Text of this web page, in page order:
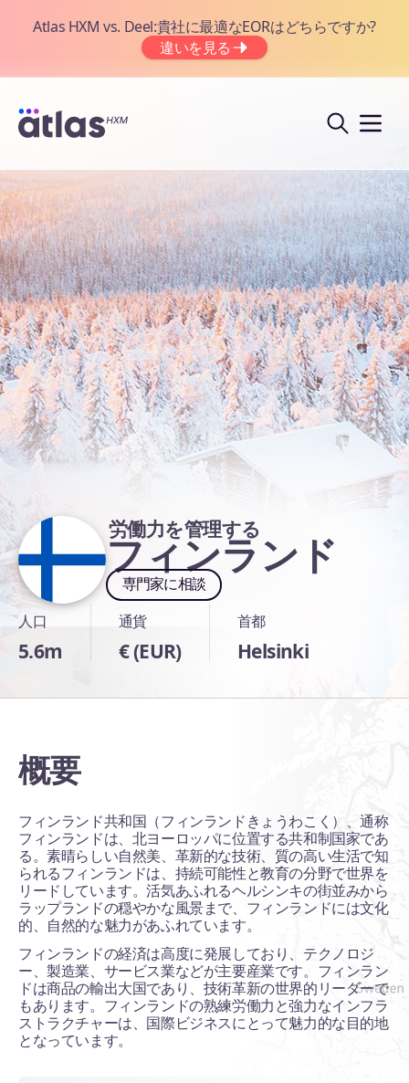
Atlas HXM vs. Deel:貴社に最適なEORはどちらですか?
違いを見る
労働力を管理する
フィンランド
専門家に相談
人口
5.6m
通貨
€ (EUR)
首都
Helsinki
概要
フィンランド共和国（フィンランドきょうわこく）、通称
フィンランドは、北ヨーロッパに位置する共和制国家であ
る。素晴らしい自然美、革新的な技術、質の高い生活で知
られるフィンランドは、持続可能性と教育の分野で世界を
リードしています。活気あふれるヘルシンキの街並みから
ラップランドの穏やかな風景まで、フィンランドには文化
的、自然的な魅力があふれています。
フィンランドの経済は高度に発展しており、テクノロジ
ー、製造業、サービス業などが主要産業です。フィンラン
ドは商品の輸出大国であり、技術革新の世界的リーダーで
もあります。フィンランドの熟練労働力と強力なインフラ
ストラクチャーは、国際ビジネスにとって魅力的な目的地
となっています。